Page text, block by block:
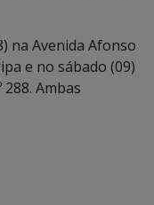
na Avenida Afonso
e no sábado (09)
Ambas